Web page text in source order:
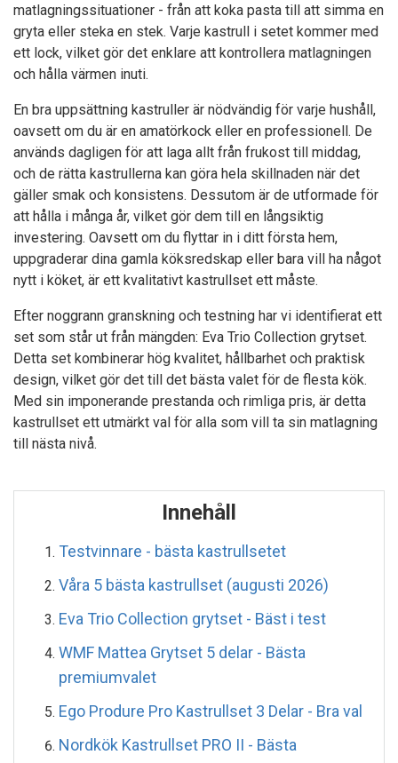
matlagningssituationer - från att koka pasta till att simma en
gryta eller steka en stek. Varje kastrull i setet kommer med
ett lock, vilket gör det enklare att kontrollera matlagningen
och hålla värmen inuti.
En bra uppsättning kastruller är nödvändig för varje hushåll,
oavsett om du är en amatörkock eller en professionell. De
används dagligen för att laga allt från frukost till middag,
och de rätta kastrullerna kan göra hela skillnaden när det
gäller smak och konsistens. Dessutom är de utformade för
att hålla i många år, vilket gör dem till en långsiktig
investering. Oavsett om du flyttar in i ditt första hem,
uppgraderar dina gamla köksredskap eller bara vill ha något
nytt i köket, är ett kvalitativt kastrullset ett måste.
Efter noggrann granskning och testning har vi identifierat ett
set som står ut från mängden: Eva Trio Collection grytset.
Detta set kombinerar hög kvalitet, hållbarhet och praktisk
design, vilket gör det till det bästa valet för de flesta kök.
Med sin imponerande prestanda och rimliga pris, är detta
kastrullset ett utmärkt val för alla som vill ta sin matlagning
till nästa nivå.
Innehåll
Testvinnare - bästa kastrullsetet
Våra 5 bästa kastrullset (augusti 2026)
Eva Trio Collection grytset - Bäst i test
WMF Mattea Grytset 5 delar - Bästa
premiumvalet
Ego Produre Pro Kastrullset 3 Delar - Bra val
Nordkök Kastrullset PRO II - Bästa